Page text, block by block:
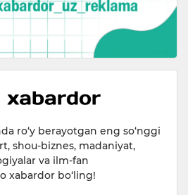
ro‘y berayotgan eng so‘nggi
shou-biznes, madaniyat,
va ilm-fan
xabardor bo‘ling!